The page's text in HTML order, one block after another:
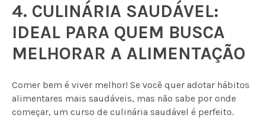
4. CULINÁRIA SAUDÁVEL:
IDEAL PARA QUEM BUSCA
MELHORAR A ALIMENTAÇÃO
Comer bem é viver melhor! Se você quer adotar hábitos
alimentares mais saudáveis, mas não sabe por onde
começar, um curso de culinária saudável é perfeito.